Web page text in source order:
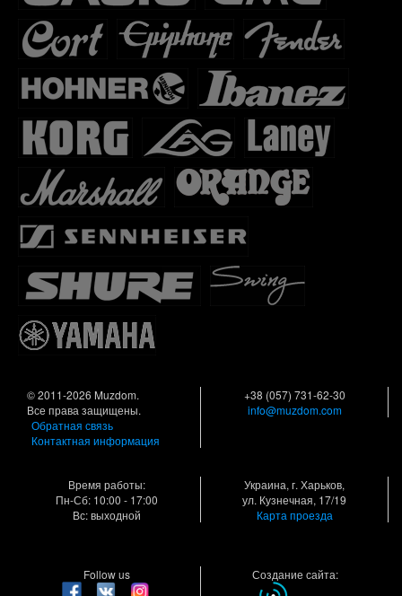
© 2011-2026 Muzdom.
Все права защищены.
Обратная связь
Контактная информация
+38 (057) 731-62-30
info@muzdom.com
Время работы:
Пн-Сб: 10:00 - 17:00
Вс: выходной
Украина, г. Харьков,
ул. Кузнечная, 17/19
Карта проезда
Follow us Создание сайта: